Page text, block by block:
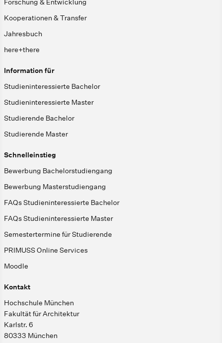
Forschung & Entwicklung
Kooperationen & Transfer
Jahresbuch
here+there
Information für
Studieninteressierte Bachelor
Studieninteressierte Master
Studierende Bachelor
Studierende Master
Schnelleinstieg
Bewerbung Bachelorstudiengang
Bewerbung Masterstudiengang
FAQs Studieninteressierte Bachelor
FAQs Studieninteressierte Master
Semestertermine für Studierende
PRIMUSS Online Services
Moodle
Kontakt
Hochschule München
Fakultät für Architektur
Karlstr. 6
80333 München